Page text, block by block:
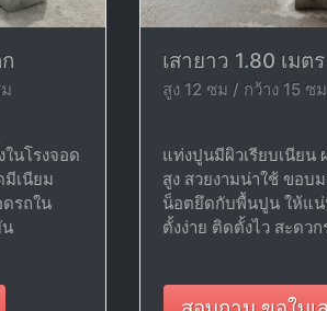
นโรงจอด
เนียม
รถใน
น
เสายาว 1.80 เมต
สูง 12 ซม / กว้าง 15 ซ
แท่งปูนมีผิวเรียบเนีย
สูง สวยงามน่าใช้ ขอบ
น็อตยึดกับพื้นปูน ให้แน่
ตั้งง่าย ติดตั้งไว สะดวก